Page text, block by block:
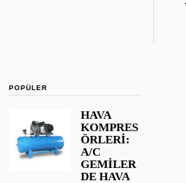
POPÜLER
HAVA
KOMPRES
ÖRLERİ:
A/C
GEMİLER
DE HAVA